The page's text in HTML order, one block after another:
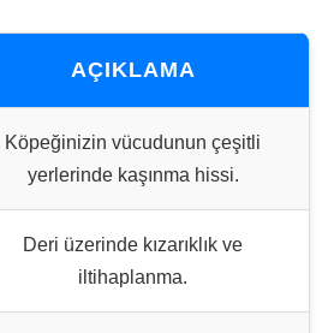
AÇIKLAMA
Köpeğinizin vücudunun çeşitli
yerlerinde kaşınma hissi.
Deri üzerinde kızarıklık ve
iltihaplanma.